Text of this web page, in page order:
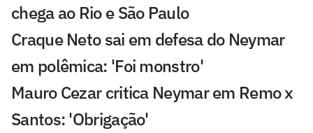
chega ao Rio e São Paulo
Craque Neto sai em defesa do Neymar
em polêmica: 'Foi monstro'
Mauro Cezar critica Neymar em Remo x
Santos: 'Obrigação'